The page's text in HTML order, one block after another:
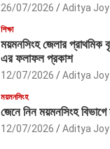
26/07/2026 Aditya Joy
শিক্ষা
ময়মনসিংহ জেলার প্রাথমিক
এর ফলাফল প্রকাশ
12/07/2026 Aditya Joy
ময়মনসিংহ
জেনে নিন ময়মনসিংহ
12/07/2026 Aditya Joy